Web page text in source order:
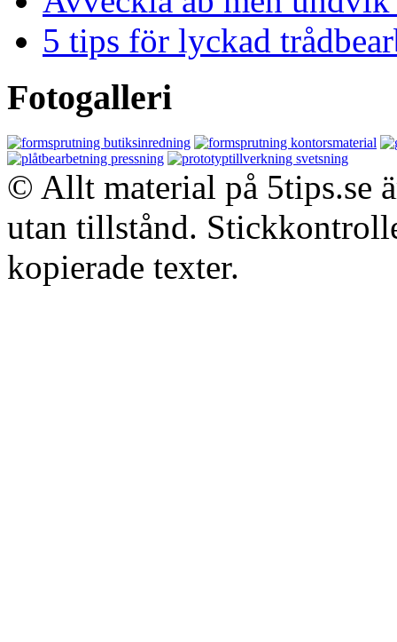
5 tips för lyckad
Fotogalleri
© Allt material på 5tips.se
utan tillstånd.
kopierade texter.